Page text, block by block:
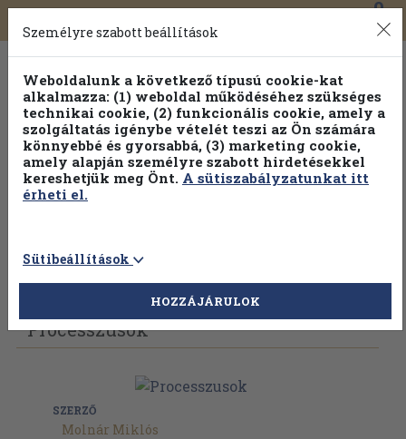
Toggle
navigation
0
Vissza az előző oldalra Válasszon példányt
Processzusok
SZERZŐ
Molnár Miklós
Személyre szabott beállítások
Weboldalunk a következő típusú cookie-kat
alkalmazza: (1) weboldal működéséhez szükséges
technikai cookie, (2) funkcionális cookie, amely a
szolgáltatás igénybe vételét teszi az Ön számára
könnyebbé és gyorsabbá, (3) marketing cookie,
amely alapján személyre szabott hirdetésekkel
kereshetjük meg Önt. A sütiszabályzatunkat itt
érheti el.
Sütibeállítások
HOZZÁJÁRULOK